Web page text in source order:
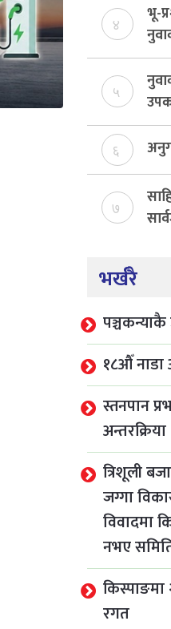
४
भू-
५
६
७
भर्खरै
पञ्चकन्याकै
१८औँ
स्तनपान
अन्तरक्रिया
त्रिशूली
जग्गा
विवादमा
नभए
रगत